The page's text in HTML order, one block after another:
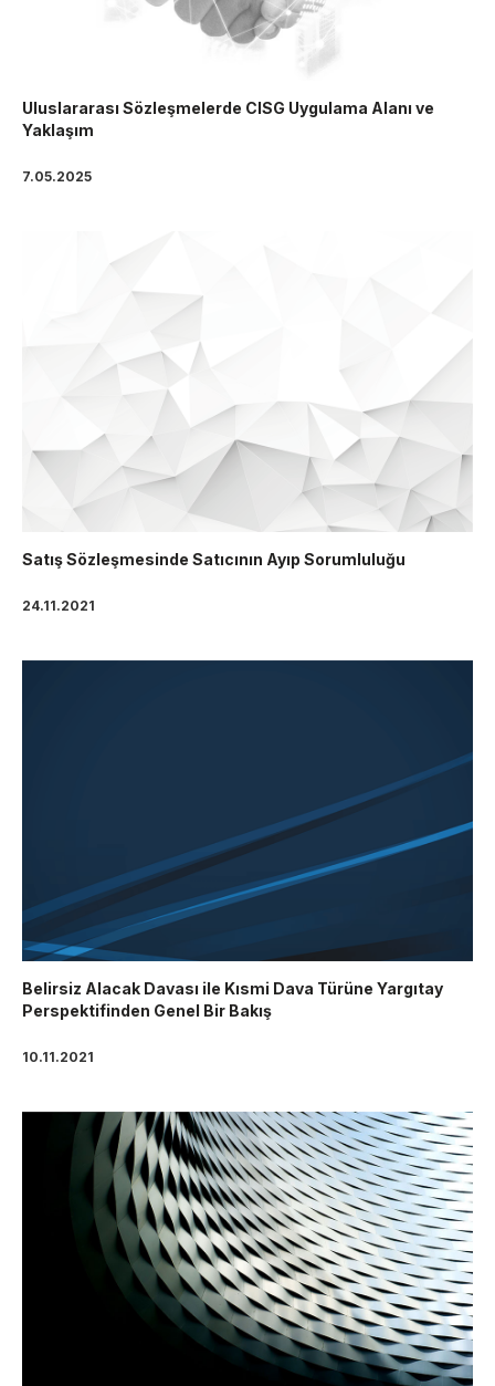
Uluslararası Sözleşmelerde CISG Uygulama Alanı ve
Yaklaşım
7.05.2025
Satış Sözleşmesinde Satıcının Ayıp Sorumluluğu
24.11.2021
Belirsiz Alacak Davası ile Kısmi Dava Türüne Yargıtay
Perspektifinden Genel Bir Bakış
10.11.2021